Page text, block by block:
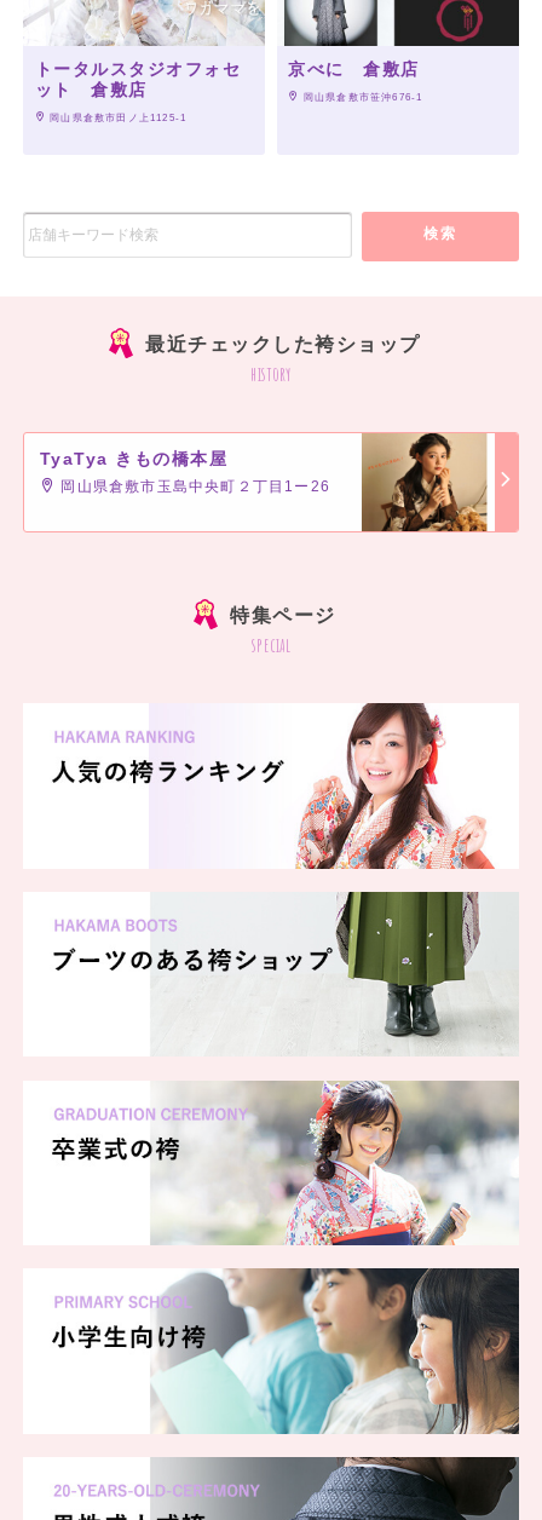
トータルスタジオフォセ
ット 倉敷店
岡山県倉敷市田ノ上1125-1
京べに 倉敷店
岡山県倉敷市笹沖676-1
検索
最近チェックした袴ショップ
history
TyaTya きもの橋本屋
岡山県倉敷市玉島中央町２丁目1ー26
特集ページ
special